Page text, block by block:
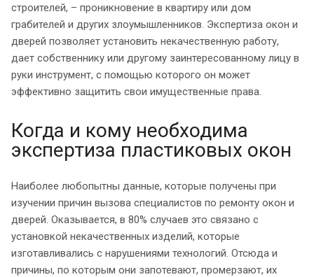
строителей, – проникновение в квартиру или дом
грабителей и других злоумышленников. Экспертиза окон и
дверей позволяет установить некачественную работу,
дает собственнику или другому заинтересованному лицу в
руки инструмент, с помощью которого он может
эффективно защитить свои имущественные права.
Когда и кому необходима
экспертиза пластиковых окон
Наиболее любопытны данные, которые получены при
изучении причин вызова специалистов по ремонту окон и
дверей. Оказывается, в 80% случаев это связано с
установкой некачественных изделий, которые
изготавливались с нарушениями технологий. Отсюда и
причины, по которым они запотевают, промерзают, их